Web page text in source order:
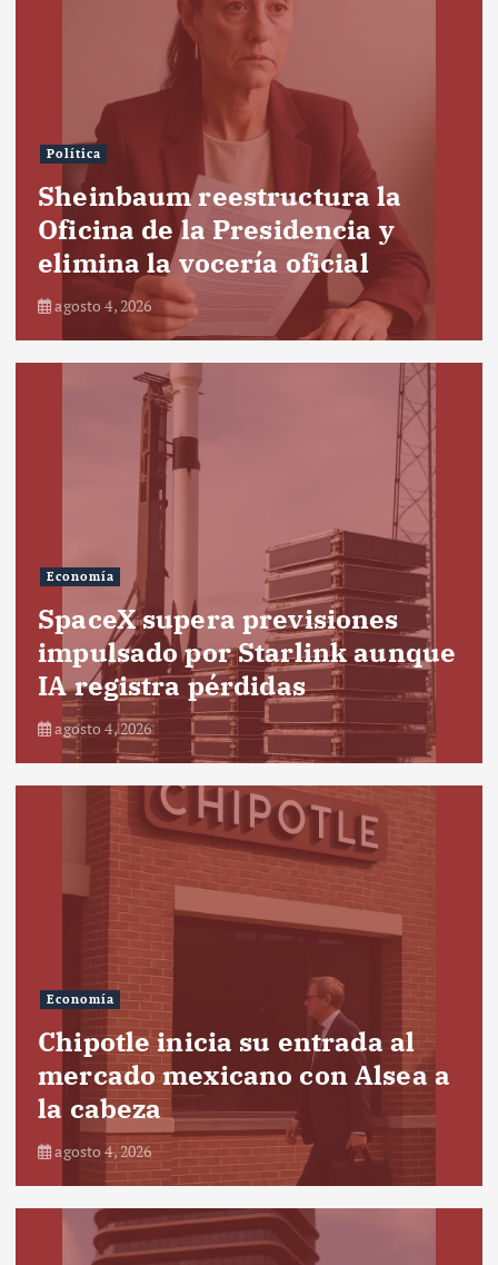
Política
Sheinbaum reestructura la
Oficina de la Presidencia y
elimina la vocería oficial
agosto 4, 2026
Economía
SpaceX supera previsiones
impulsado por Starlink aunque
IA registra pérdidas
agosto 4, 2026
Economía
Chipotle inicia su entrada al
mercado mexicano con Alsea a
la cabeza
agosto 4, 2026